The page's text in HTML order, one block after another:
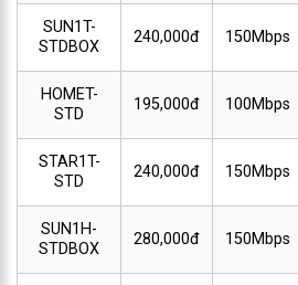
SUN1T-
STDBOX
240,000đ 150Mbps
HOMET-
STD
195,000đ 100Mbps
STAR1T-
STD
240,000đ 150Mbps
SUN1H-
STDBOX
280,000đ 150Mbps